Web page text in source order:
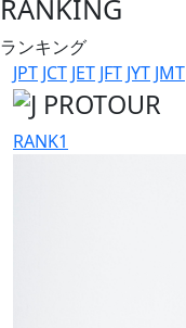
RANKING
ランキング
JPT JCT JET JFT JYT JMT
RANK1